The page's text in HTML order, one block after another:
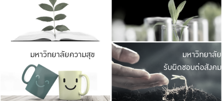
มีพื้นที่เขียวสดใส
เป็นป่าในเมือง เกษต
มหาวิทยาลัยความสุข มหาวิ
ค
เปิดประ
และพบเรื่องราวใ
มหาวิทยาลัย
รับผิดชอบต่อสังคม